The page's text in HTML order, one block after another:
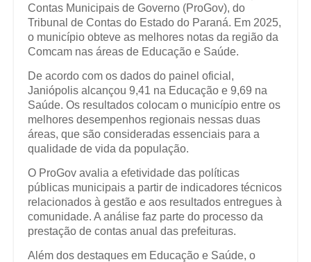
Contas Municipais de Governo (ProGov), do
Tribunal de Contas do Estado do Paraná. Em 2025,
o município obteve as melhores notas da região da
Comcam nas áreas de Educação e Saúde.
De acordo com os dados do painel oficial,
Janiópolis alcançou 9,41 na Educação e 9,69 na
Saúde. Os resultados colocam o município entre os
melhores desempenhos regionais nessas duas
áreas, que são consideradas essenciais para a
qualidade de vida da população.
O ProGov avalia a efetividade das políticas
públicas municipais a partir de indicadores técnicos
relacionados à gestão e aos resultados entregues à
comunidade. A análise faz parte do processo da
prestação de contas anual das prefeituras.
Além dos destaques em Educação e Saúde, o